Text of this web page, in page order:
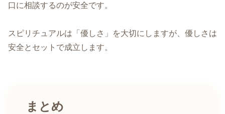
口に相談するのが安全です。
スピリチュアルは「優しさ」を大切にしますが、優しさは
安全とセットで成立します。
まとめ